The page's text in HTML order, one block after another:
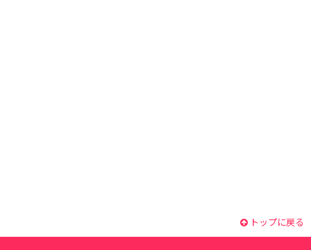
トップに戻る